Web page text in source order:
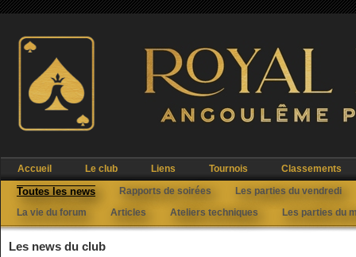
Accueil Le club Liens Tournois Classements
Toutes les news Rapports de soirées
Les parties du vendredi
La vie du forum
Articles Ateliers techniques Les parties du
Les news du club